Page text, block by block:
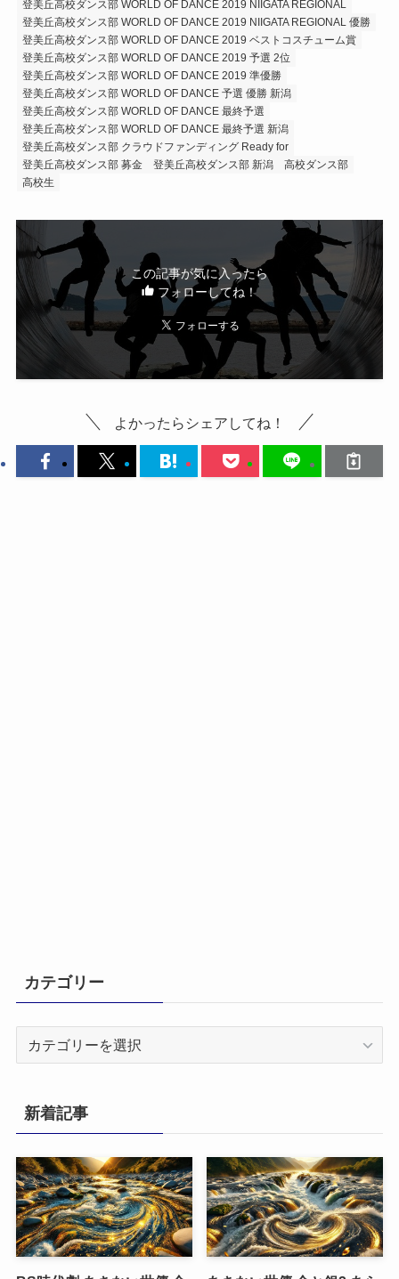
登美丘高校ダンス部 WORLD OF DANCE 2019 NIIGATA REGIONAL
登美丘高校ダンス部 WORLD OF DANCE 2019 NIIGATA REGIONAL 優勝
登美丘高校ダンス部 WORLD OF DANCE 2019 ベストコスチューム賞
登美丘高校ダンス部 WORLD OF DANCE 2019 予選 2位
登美丘高校ダンス部 WORLD OF DANCE 2019 準優勝
登美丘高校ダンス部 WORLD OF DANCE 予選 優勝 新潟
登美丘高校ダンス部 WORLD OF DANCE 最終予選
登美丘高校ダンス部 WORLD OF DANCE 最終予選 新潟
登美丘高校ダンス部 クラウドファンディング Ready for
登美丘高校ダンス部 募金
登美丘高校ダンス部 新潟
高校ダンス部
高校生
この記事が気に入ったら
フォローしてね！
よかったらシェアしてね！
カテゴリー
リ
ー
新着記事